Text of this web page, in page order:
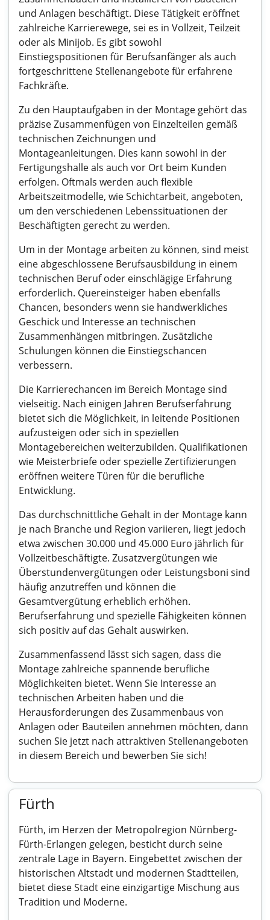
und Anlagen beschäftigt. Diese Tätigkeit eröffnet
zahlreiche Karrierewege, sei es in Vollzeit, Teilzeit
oder als Minijob. Es gibt sowohl
Einstiegspositionen für Berufsanfänger als auch
fortgeschrittene Stellenangebote für erfahrene
Fachkräfte.
Zu den Hauptaufgaben in der Montage gehört das
präzise Zusammenfügen von Einzelteilen gemäß
technischen Zeichnungen und
Montageanleitungen. Dies kann sowohl in der
Fertigungshalle als auch vor Ort beim Kunden
erfolgen. Oftmals werden auch flexible
Arbeitszeitmodelle, wie Schichtarbeit, angeboten,
um den verschiedenen Lebenssituationen der
Beschäftigten gerecht zu werden.
Um in der Montage arbeiten zu können, sind meist
eine abgeschlossene Berufsausbildung in einem
technischen Beruf oder einschlägige Erfahrung
erforderlich. Quereinsteiger haben ebenfalls
Chancen, besonders wenn sie handwerkliches
Geschick und Interesse an technischen
Zusammenhängen mitbringen. Zusätzliche
Schulungen können die Einstiegschancen
verbessern.
Die Karrierechancen im Bereich Montage sind
vielseitig. Nach einigen Jahren Berufserfahrung
bietet sich die Möglichkeit, in leitende Positionen
aufzusteigen oder sich in speziellen
Montagebereichen weiterzubilden. Qualifikationen
wie Meisterbriefe oder spezielle Zertifizierungen
eröffnen weitere Türen für die berufliche
Entwicklung.
Das durchschnittliche Gehalt in der Montage kann
je nach Branche und Region variieren, liegt jedoch
etwa zwischen 30.000 und 45.000 Euro jährlich für
Vollzeitbeschäftigte. Zusatzvergütungen wie
Überstundenvergütungen oder Leistungsboni sind
häufig anzutreffen und können die
Gesamtvergütung erheblich erhöhen.
Berufserfahrung und spezielle Fähigkeiten können
sich positiv auf das Gehalt auswirken.
Zusammenfassend lässt sich sagen, dass die
Montage zahlreiche spannende berufliche
Möglichkeiten bietet. Wenn Sie Interesse an
technischen Arbeiten haben und die
Herausforderungen des Zusammenbaus von
Anlagen oder Bauteilen annehmen möchten, dann
suchen Sie jetzt nach attraktiven Stellenangeboten
in diesem Bereich und bewerben Sie sich!
Fürth
Fürth, im Herzen der Metropolregion Nürnberg-
Fürth-Erlangen gelegen, besticht durch seine
zentrale Lage in Bayern. Eingebettet zwischen der
historischen Altstadt und modernen Stadtteilen,
bietet diese Stadt eine einzigartige Mischung aus
Tradition und Moderne.